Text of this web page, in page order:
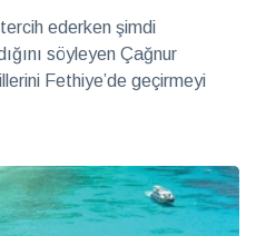
ederken şimdi
söyleyen Çağnur
Fethiye’de geçirmeyi